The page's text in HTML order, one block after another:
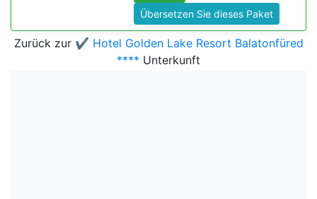
Übersetzen Sie dieses Paket
Zurück zur ✔️ Hotel Golden Lake Resort Balatonfüred
**** Unterkunft